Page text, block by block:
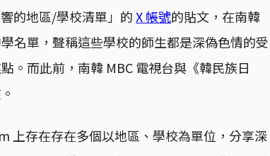
的地區/學校清單」的X 帳號的貼文，在南韓
名單，聲稱這些學校的師生都是深偽色情的受
。而此前，南韓 MBC 電視台與《韓民族日
上存在存在多個以地區、學校為單位，分享深